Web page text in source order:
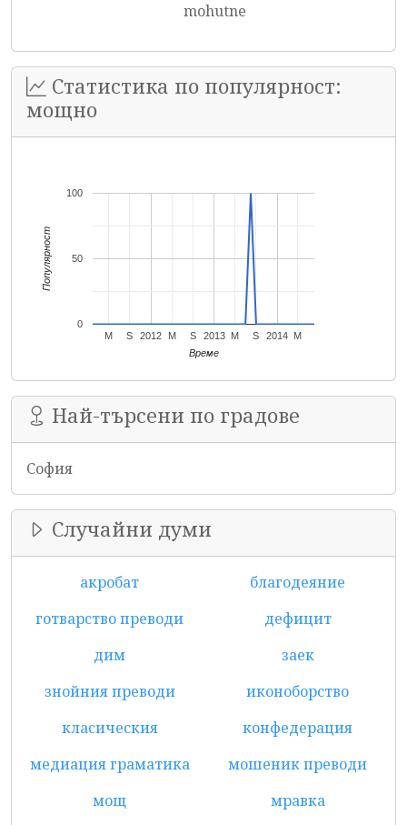
mohutne
Статистика по популярност:
мощно
2012 2013 2014
M S M S M S M
0
50
100
Време
Популярност
Най-търсени по градове
София
Случайни думи
акробат
благодеяние
готварство преводи
дефицит
дим
заек
знойния преводи
иконоборство
класическия
конфедерация
медиация граматика
мошеник преводи
мощ
мравка